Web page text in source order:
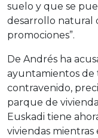
suelo y que se
desarrollo natural
promociones”.
De Andrés ha
ayuntamientos de
contravenido,
parque de
Euskadi tiene
viviendas mientras